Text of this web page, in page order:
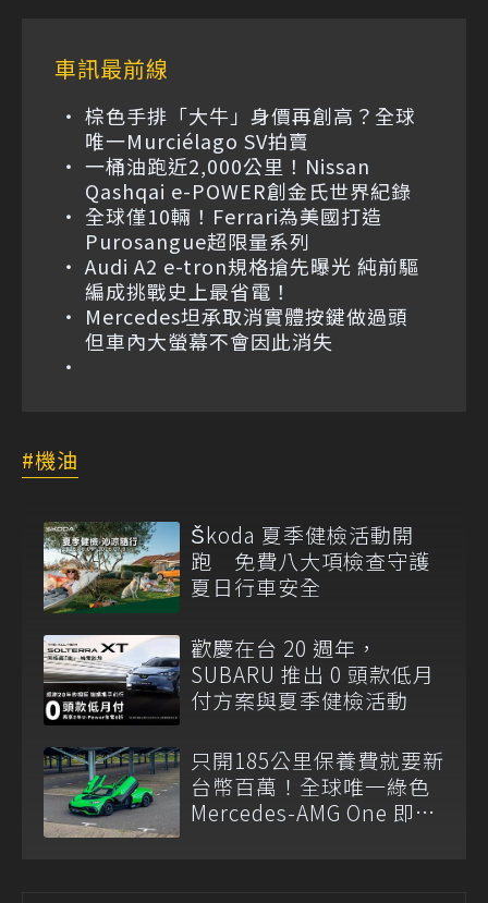
車訊最前線
棕色手排「大牛」身價再創高？全球
唯一Murciélago SV拍賣
一桶油跑近2,000公里！Nissan
Qashqai e-POWER創金氏世界紀錄
全球僅10輛！Ferrari為美國打造
Purosangue超限量系列
Audi A2 e-tron規格搶先曝光 純前驅
編成挑戰史上最省電！
Mercedes坦承取消實體按鍵做過頭
但車內大螢幕不會因此消失
機油
Škoda 夏季健檢活動開
跑 免費八大項檢查守護
夏日行車安全
歡慶在台 20 週年，
SUBARU 推出 0 頭款低月
付方案與夏季健檢活動
只開185公里保養費就要新
台幣百萬！全球唯一綠色
Mercedes-AMG One 即將